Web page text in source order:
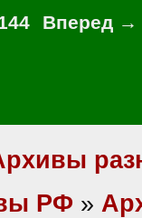
Вперед →
РФ »